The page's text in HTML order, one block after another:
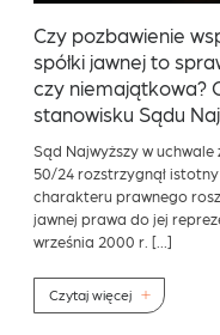
Czy pozbawienie
spółki jawnej to
czy niemajątkowa?
stanowisku Sądu
Sąd Najwyższy w
50/24 rozstrzygnął
charakteru prawnego
jawnej prawa do jej
września 2000 r. […]
Czytaj więcej